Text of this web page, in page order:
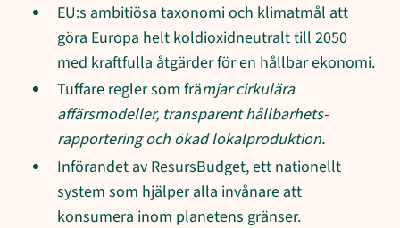
EU:s ambitiösa taxonomi och klimatmål att
göra Europa helt koldioxidneutralt till 2050
med kraftfulla åtgärder för en hållbar ekonomi.
Tuffare regler som främjar cirkulära
affärsmodeller, transparent hållbarhets-
rapportering och ökad lokalproduktion.
Införandet av ResursBudget, ett nationellt
system som hjälper alla invånare att
konsumera inom planetens gränser.